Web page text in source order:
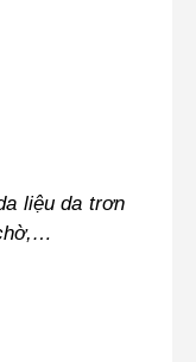
liệu da trơn